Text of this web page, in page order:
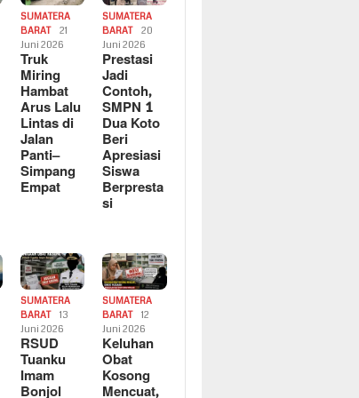
SUMATERA
BARAT
21
Juni 2026
Truk
Miring
Hambat
Arus Lalu
Lintas di
Jalan
Panti–
Simpang
Empat
SUMATERA
BARAT
20
Juni 2026
Prestasi
Jadi
Contoh,
SMPN 1
Dua Koto
Beri
Apresiasi
Siswa
Berpresta
si
SUMATERA
BARAT
13
Juni 2026
RSUD
Tuanku
Imam
Bonjol
SUMATERA
BARAT
12
Juni 2026
Keluhan
Obat
Kosong
Mencuat,